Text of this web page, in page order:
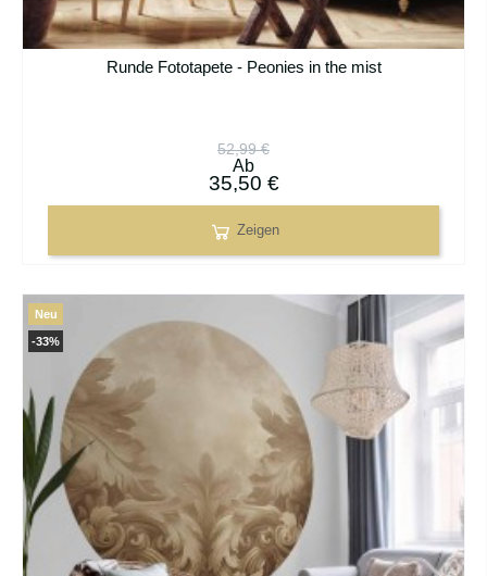
Runde Fototapete - Peonies in the mist
52,99 €
Ab
35,50 €
Zeigen
-33%
Neu